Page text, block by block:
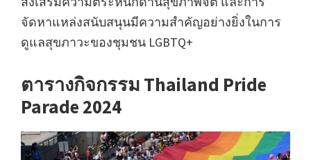
จัดหาแหล่งสนับสนุนมีความสำคัญอย่างยิ่งในการ
ดูแลสุขภาวะของชุมชน LGBTQ+
ตารางกิจกรรม Thailand Pride
Parade 2024